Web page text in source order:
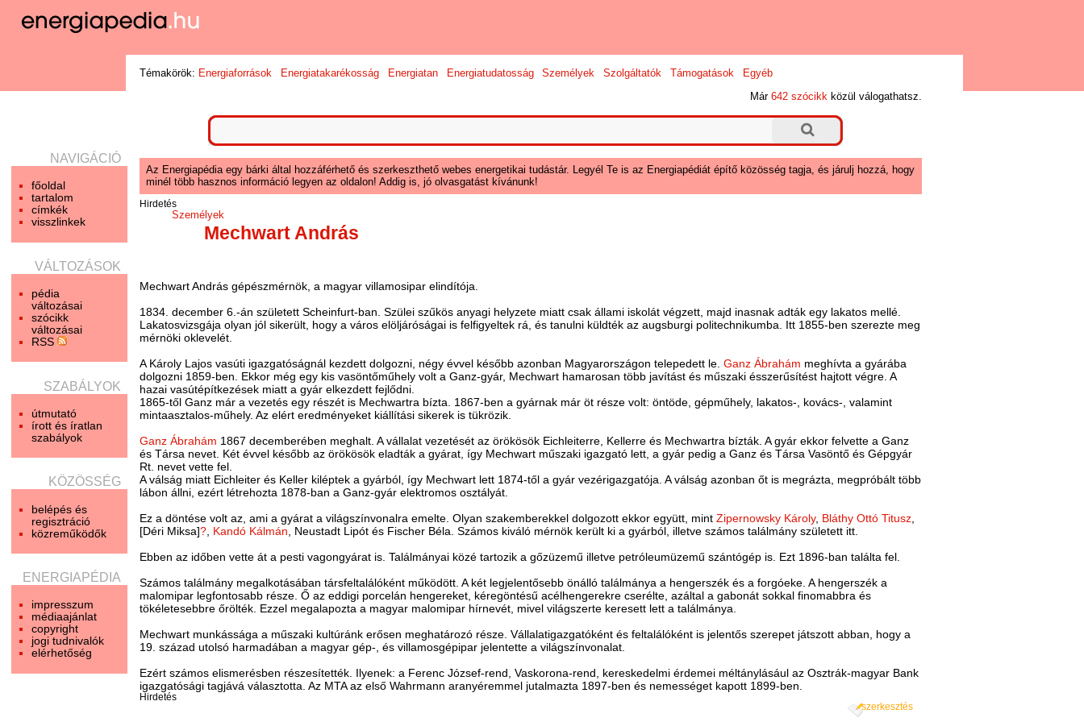
NAVIGÁCIÓ
főoldal
tartalom
címkék
visszlinkek
VÁLTOZÁSOK
pédia
változásai
szócikk
változásai
RSS
SZABÁLYOK
útmutató
írott és íratlan
szabályok
KÖZÖSSÉG
belépés és
regisztráció
közreműködők
ENERGIAPÉDIA
impresszum
médiaajánlat
copyright
jogi tudnivalók
elérhetőség
Témakörök: Energiaforrások Energiatakarékosság Energiatan Energiatudatosság Személyek Szolgáltatók Támogatások
Egyéb
Már642 szócikk közül válogathatsz.
Az Energiapédia egy bárki által hozzáférhető és szerkeszthető webes energetikai tudástár. Legyél Te is az Energiapédiát építő közösség tagja, és járulj hozzá, hogy
minél több hasznos információ legyen az oldalon! Addig is, jó olvasgatást kívánunk!
Hirdetés
Személyek
Mechwart András
Mechwart András gépészmérnök, a magyar villamosipar elindítója.
1834. december 6.-án született Scheinfurt-ban. Szülei szűkös anyagi helyzete miatt csak állami iskolát végzett, majd inasnak adták egy lakatos mellé.
Lakatosvizsgája olyan jól sikerült, hogy a város elöljáróságai is felfigyeltek rá, és tanulni küldték az augsburgi politechnikumba. Itt 1855-ben szerezte meg
mérnöki oklevelét.
A Károly Lajos vasúti igazgatóságnál kezdett dolgozni, négy évvel később azonban Magyarországon telepedett le.Ganz Ábrahám meghívta a gyárába
dolgozni 1859-ben. Ekkor még egy kis vasöntőműhely volt a Ganz-gyár, Mechwart hamarosan több javítást és műszaki ésszerűsítést hajtott végre. A
hazai vasútépítkezések miatt a gyár elkezdett fejlődni.
1865-től Ganz már a vezetés egy részét is Mechwartra bízta. 1867-ben a gyárnak már öt része volt: öntöde, gépműhely, lakatos-, kovács-, valamint
mintaasztalos-műhely. Az elért eredményeket kiállítási sikerek is tükrözik.
Ganz Ábrahám 1867 decemberében meghalt. A vállalat vezetését az örökösök Eichleiterre, Kellerre és Mechwartra bízták. A gyár ekkor felvette a Ganz
és Társa nevet. Két évvel később az örökösök eladták a gyárat, így Mechwart műszaki igazgató lett, a gyár pedig a Ganz és Társa Vasöntő és Gépgyár
Rt. nevet vette fel.
A válság miatt Eichleiter és Keller kiléptek a gyárból, így Mechwart lett 1874-től a gyár vezérigazgatója. A válság azonban őt is megrázta, megpróbált több
lábon állni, ezért létrehozta 1878-ban a Ganz-gyár elektromos osztályát.
Ez a döntése volt az, ami a gyárat a világszínvonalra emelte. Olyan szakemberekkel dolgozott ekkor együtt, mintZipernowsky Károly, Bláthy Ottó Titusz,
[Déri Miksa]?, Kandó Kálmán, Neustadt Lipót és Fischer Béla. Számos kiváló mérnök került ki a gyárból, illetve számos találmány született itt.
Ebben az időben vette át a pesti vagongyárat is. Találmányai közé tartozik a gőzüzemű illetve petróleumüzemű szántógép is. Ezt 1896-ban találta fel.
Számos találmány megalkotásában társfeltalálóként működött. A két legjelentősebb önálló találmánya a hengerszék és a forgóeke. A hengerszék a
malomipar legfontosabb része. Ő az eddigi porcelán hengereket, kéregöntésű acélhengerekre cserélte, azáltal a gabonát sokkal finomabbra és
tökéletesebbre őrölték. Ezzel megalapozta a magyar malomipar hírnevét, mivel világszerte keresett lett a találmánya.
Mechwart munkássága a műszaki kultúránk erősen meghatározó része. Vállalatigazgatóként és feltalálóként is jelentős szerepet játszott abban, hogy a
19. század utolsó harmadában a magyar gép-, és villamosgépipar jelentette a világszínvonalat.
Ezért számos elismerésben részesítették. Ilyenek: a Ferenc József-rend, Vaskorona-rend, kereskedelmi érdemei méltánylásául az Osztrák-magyar Bank
igazgatósági tagjává választotta. Az MTA az első Wahrmann aranyéremmel jutalmazta 1897-ben és nemességet kapott 1899-ben.
szerkesztés
Hirdetés